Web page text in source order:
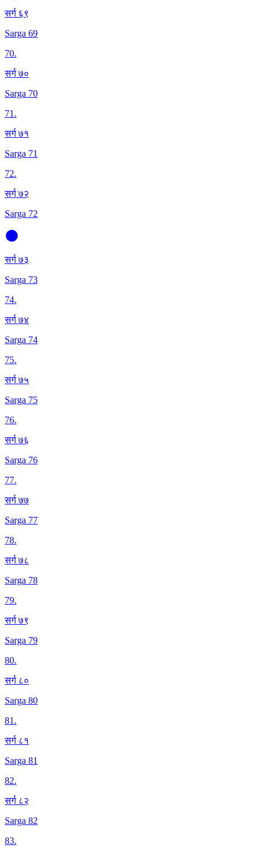
सर्ग ६९
Sarga 69
70.
सर्ग ७०
Sarga 70
71.
सर्ग ७१
Sarga 71
72.
सर्ग ७२
Sarga 72
सर्ग ७३
Sarga 73
74.
सर्ग ७४
Sarga 74
75.
सर्ग ७५
Sarga 75
76.
सर्ग ७६
Sarga 76
77.
सर्ग ७७
Sarga 77
78.
सर्ग ७८
Sarga 78
79.
सर्ग ७९
Sarga 79
80.
सर्ग ८०
Sarga 80
81.
सर्ग ८१
Sarga 81
82.
सर्ग ८२
Sarga 82
83.